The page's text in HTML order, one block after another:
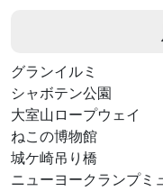
グランイルミ
シャボテン公園
大室山ロープウェイ
ねこの博物館
城ケ崎吊り橋
ニューヨークランプ